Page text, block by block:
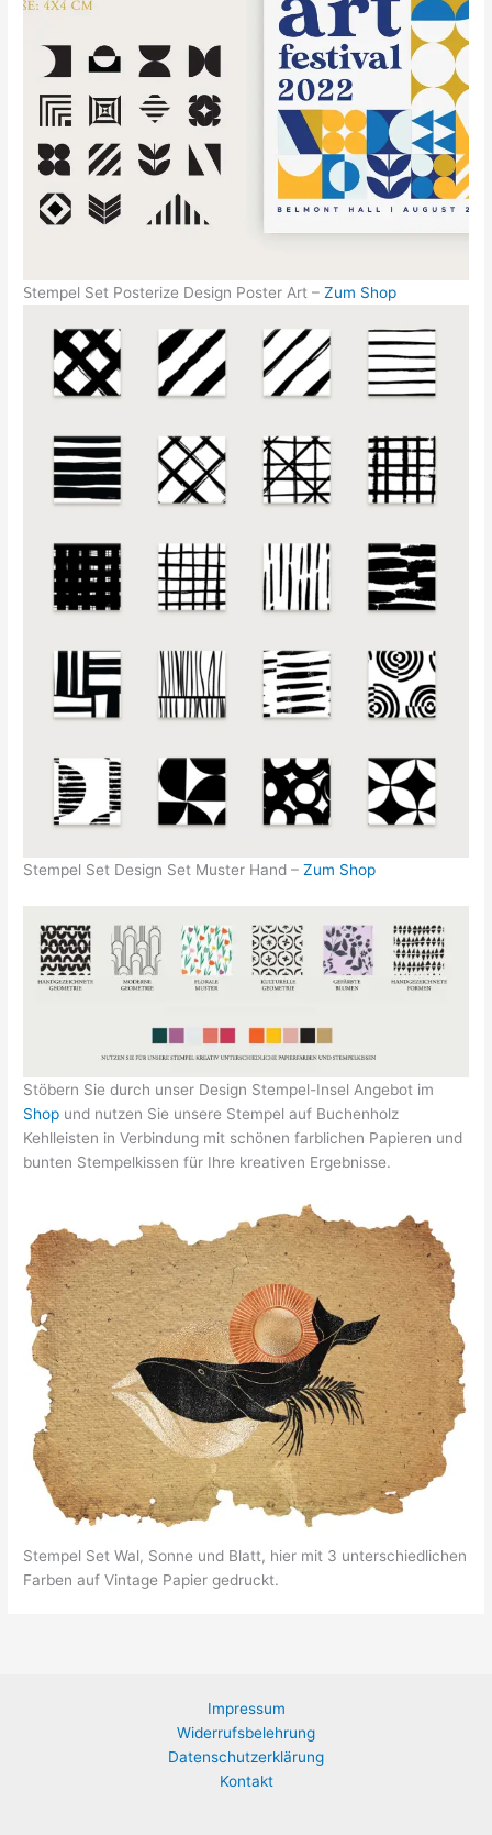
Stempel Set Posterize Design Poster Art –Zum Shop
Stempel Set Design Set Muster Hand –Zum Shop
Stöbern Sie durch unser Design Stempel-Insel Angebot im
Shop und nutzen Sie unsere Stempel auf Buchenholz
Kehlleisten in Verbindung mit schönen farblichen Papieren und
bunten Stempelkissen für Ihre kreativen Ergebnisse.
Stempel Set Wal, Sonne und Blatt, hier mit 3 unterschiedlichen
Farben auf Vintage Papier gedruckt.
Impressum
Widerrufsbelehrung
Datenschutzerklärung
Kontakt